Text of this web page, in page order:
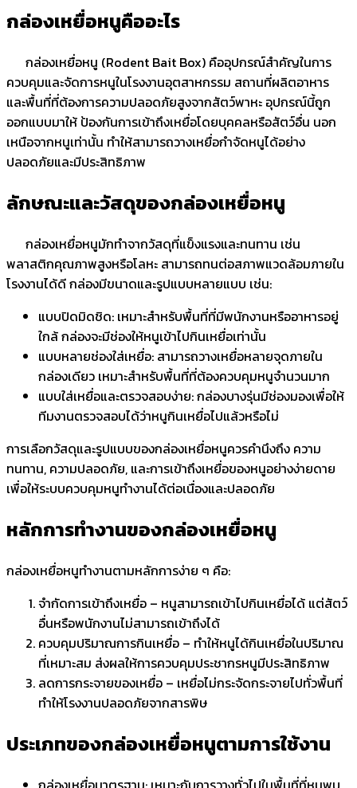
กล่องเหยื่อหนูคืออะไร
กล่องเหยื่อหนู (Rodent Bait Box) คืออุปกรณ์สำคัญในการ
ควบคุมและจัดการหนูในโรงงานอุตสาหกรรม สถานที่ผลิตอาหาร
และพื้นที่ที่ต้องการความปลอดภัยสูงจากสัตว์พาหะ อุปกรณ์นี้ถูก
ออกแบบมาให้ ป้องกันการเข้าถึงเหยื่อโดยบุคคลหรือสัตว์อื่น นอก
เหนือจากหนูเท่านั้น ทำให้สามารถวางเหยื่อกำจัดหนูได้อย่าง
ปลอดภัยและมีประสิทธิภาพ
ลักษณะและวัสดุของกล่องเหยื่อหนู
กล่องเหยื่อหนูมักทำจากวัสดุที่แข็งแรงและทนทาน เช่น
พลาสติกคุณภาพสูงหรือโลหะ สามารถทนต่อสภาพแวดล้อมภายใน
โรงงานได้ดี กล่องมีขนาดและรูปแบบหลายแบบ เช่น:
แบบปิดมิดชิด: เหมาะสำหรับพื้นที่ที่มีพนักงานหรืออาหารอยู่
ใกล้ กล่องจะมีช่องให้หนูเข้าไปกินเหยื่อเท่านั้น
แบบหลายช่องใส่เหยื่อ: สามารถวางเหยื่อหลายจุดภายใน
กล่องเดียว เหมาะสำหรับพื้นที่ที่ต้องควบคุมหนูจำนวนมาก
แบบใส่เหยื่อและตรวจสอบง่าย: กล่องบางรุ่นมีช่องมองเพื่อให้
ทีมงานตรวจสอบได้ว่าหนูกินเหยื่อไปแล้วหรือไม่
การเลือกวัสดุและรูปแบบของกล่องเหยื่อหนูควรคำนึงถึง ความ
ทนทาน, ความปลอดภัย, และการเข้าถึงเหยื่อของหนูอย่างง่ายดาย
เพื่อให้ระบบควบคุมหนูทำงานได้ต่อเนื่องและปลอดภัย
หลักการทำงานของกล่องเหยื่อหนู
กล่องเหยื่อหนูทำงานตามหลักการง่าย ๆ คือ:
จำกัดการเข้าถึงเหยื่อ – หนูสามารถเข้าไปกินเหยื่อได้ แต่สัตว์
อื่นหรือพนักงานไม่สามารถเข้าถึงได้
ควบคุมปริมาณการกินเหยื่อ – ทำให้หนูได้กินเหยื่อในปริมาณ
ที่เหมาะสม ส่งผลให้การควบคุมประชากรหนูมีประสิทธิภาพ
ลดการกระจายของเหยื่อ – เหยื่อไม่กระจัดกระจายไปทั่วพื้นที่
ทำให้โรงงานปลอดภัยจากสารพิษ
ประเภทของกล่องเหยื่อหนูตามการใช้งาน